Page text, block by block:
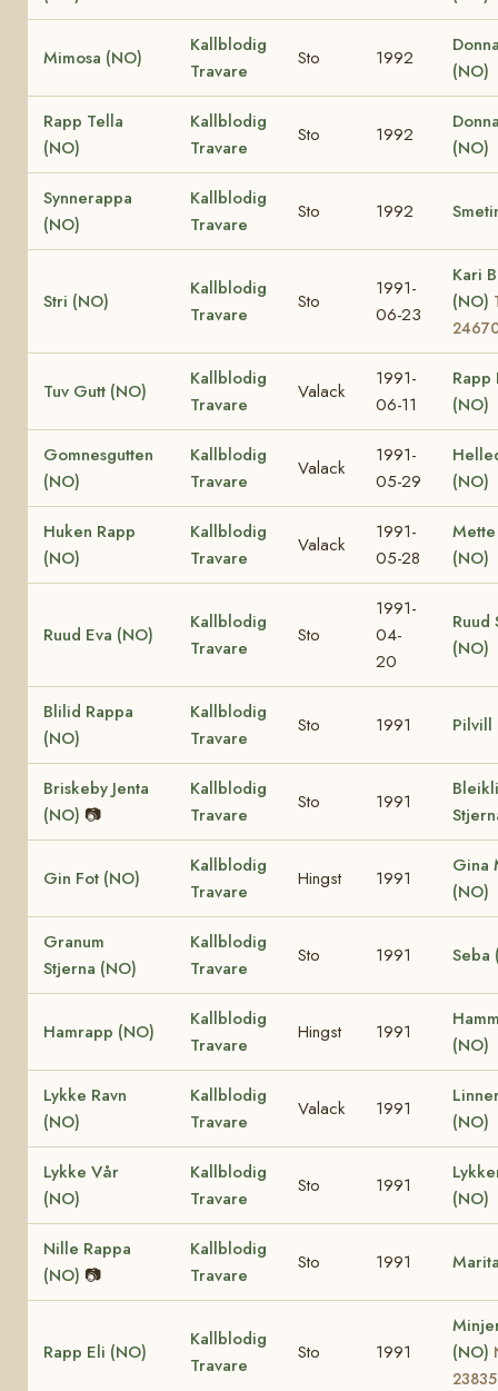
Mimosa (NO)
Kallblodig
Travare
Sto 1992
(NO)
Rapp Tella
(NO)
Kallblodig
Travare
Sto 1992
(NO)
Synnerappa
(NO)
Kallblodig
Travare
Sto 1992
Stri (NO)
Kallblodig
Travare
Sto
1991-
06-23
Kari
(NO)
Tuv Gutt (NO)
Kallblodig
Travare
Valack
1991-
06-11
Rapp
(NO)
Gomnesgutten
(NO)
Kallblodig
Travare
Valack
1991-
05-29
(NO)
Huken Rapp
(NO)
Kallblodig
Travare
Valack
1991-
05-28
(NO)
Ruud Eva (NO)
Kallblodig
Travare
Sto
1991-
04-
20
Ruud
(NO)
Blilid Rappa
(NO)
Kallblodig
Travare
Sto 1991 Pilvill
Briskeby Jenta
(NO) 📷
Kallblodig
Travare
Sto 1991
Bleikli
Gin Fot (NO)
Kallblodig
Travare
Hingst 1991
Gina
(NO)
Granum
Stjerna (NO)
Kallblodig
Travare
Sto 1991 Seba
Hamrapp (NO)
Kallblodig
Travare
Hingst 1991
(NO)
Lykke Ravn
(NO)
Kallblodig
Travare
Valack 1991
(NO)
Lykke Vår
(NO)
Kallblodig
Travare
Sto 1991
(NO)
Nille Rappa
(NO) 📷
Kallblodig
Travare
Sto 1991
Rapp Eli (NO)
Kallblodig
Travare
Sto 1991
(NO)
23835